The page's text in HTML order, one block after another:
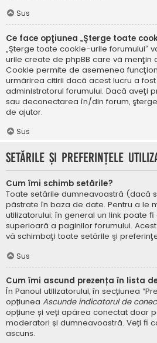
Sus
Ce face opţiunea „Şterge toate
„Şterge toate cookie-urile forumului”
urile create de phpBB care vă menţin
Cookie permite de asemenea
urmărirea citirii dacă acest lucru a
administratorul forumului. Dacă aveţi
sau deconectarea în/din forum,
de ajutor.
Sus
Setările şi preferinţele
Cum îmi schimb setările?
Toate setările dumneavoastră (dacă
păstrate în baza de date. Pentru a le
utilizatorului; în general un link poate
superioară a paginilor forumului.
vă schimbaţi toate setările şi
Sus
Cum îmi ascund prezența în lista
În Panoul utilizatorului, în secțiunea
opțiunea Ascunde indicatorul de
opțiune și veți apărea conectat doar
moderatori și dumneavoastră. Veți fi
ascuns.